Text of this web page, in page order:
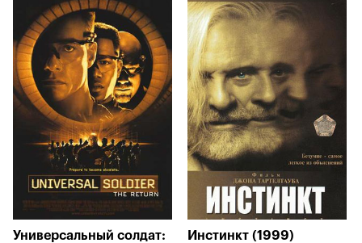
Универсальный солдат:
Инстинкт (1999)